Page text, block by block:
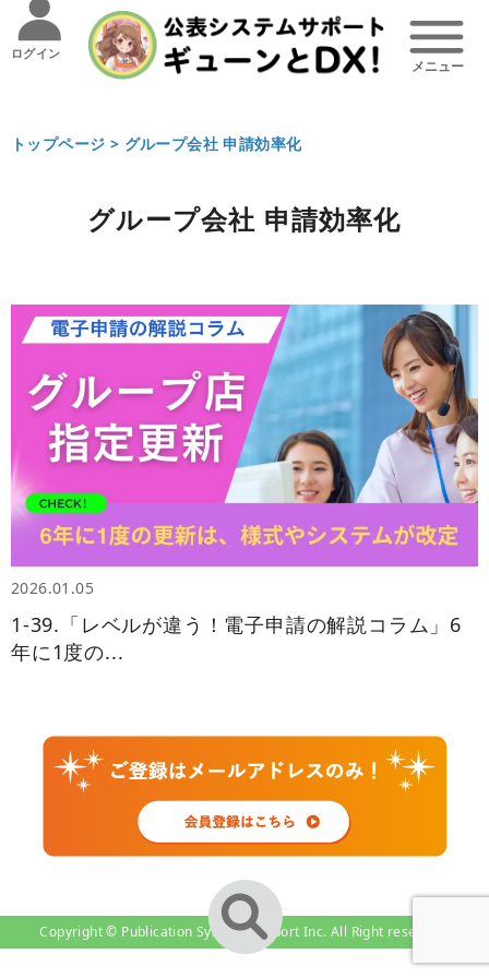
ログイン
トップページ > グループ会社 申請効率化
グループ会社 申請効率化
2026.01.05
1-39.「レベルが違う！電子申請の解説コラム」6
年に1度の...
Copyright © Publication System-Support Inc. All Right reserved.